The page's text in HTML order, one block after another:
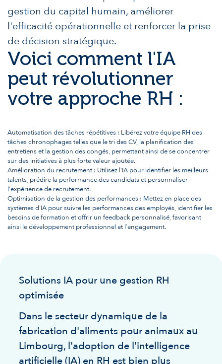
gestion du capital humain, améliorer
l'efficacité opérationnelle et renforcer la prise
de décision stratégique.
Voici comment l'IA
peut révolutionner
votre approche RH :
Automatisation des tâches répétitives : Libérez votre équipe RH des
tâches chronophages telles que le tri des CV, la planification des
entretiens et la gestion des congés, permettant ainsi de se concentrer
sur des initiatives à plus forte valeur ajoutée.
Amélioration du recrutement : Utilisez l'IA pour identifier les meilleurs
talents, prédire la performance des candidats et personnaliser
l'expérience de recrutement.
Optimisation de la gestion des performances : Mettez en place des
systèmes d'IA pour suivre les performances des employés, identifier les
besoins de formation et offrir un feedback personnalisé, favorisant
ainsi le développement professionnel et l'engagement.
Solutions IA pour une gestion RH
optimisée
Dans le secteur dynamique de la
fabrication d'aliments pour animaux au
Limbourg, l'adoption de l'intelligence
artificielle (IA) en RH est bien plus